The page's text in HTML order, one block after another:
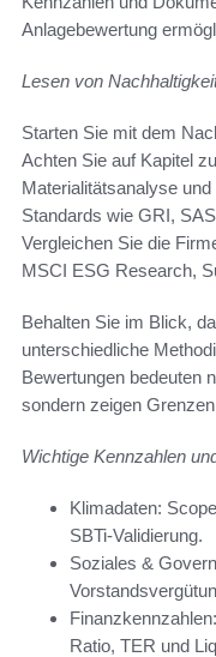
Anlagebewertung
Lesen von
Starten Sie mit dem
Achten Sie auf Kapitel
Materialitätsanalyse
Standards wie GRI,
Vergleichen Sie die
MSCI ESG Research,
Behalten Sie im Blick,
unterschiedliche
Bewertungen bedeuten
sondern zeigen
Wichtige Kennzahlen
Klimadaten:
SBTi‑Validierung.
Soziales &
Ratio, TER und